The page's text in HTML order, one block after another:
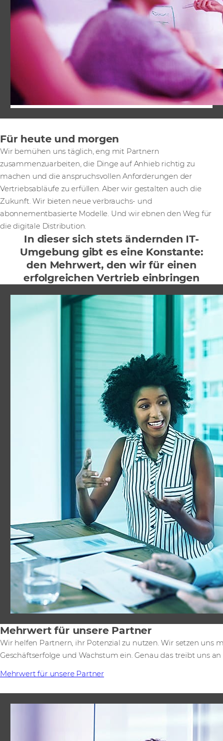
Für heute und morgen
Wir bemühen uns täglich, eng mit Partnern
zusammenzuarbeiten, die Dinge auf Anhieb richtig zu
machen und die anspruchsvollen Anforderungen der
Vertriebsabläufe zu erfüllen. Aber wir gestalten auch die
Zukunft. Wir bieten neue verbrauchs- und
abonnementbasierte Modelle. Und wir ebnen den Weg für
die digitale Distribution.
In dieser sich stets ändernden IT-
Umgebung gibt es eine Konstante:
den Mehrwert, den wir für einen
erfolgreichen Vertrieb einbringen
Mehrwert für unsere Partner
Wir helfen Partnern, ihr Potenzial zu nutzen. Wir setzen uns
Geschäftserfolge und Wachstum ein. Genau das treibt uns an
Mehrwert für unsere Partner